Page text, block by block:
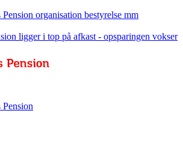
organisation bestyrelse mm
ligger i top på afkast - opsparingen vokser